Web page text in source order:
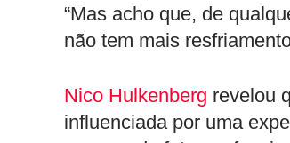
“Mas acho que, de
não tem mais
Nico Hulkenberg revelou
influenciada por uma